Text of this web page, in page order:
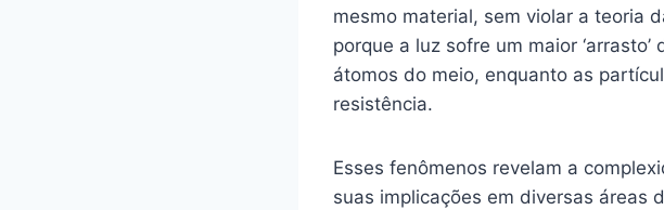
mesmo material, sem violar a teoria
porque a luz sofre um maior
átomos do meio, enquanto as
resistência.
Esses fenômenos revelam a
suas implicações em diversas áreas